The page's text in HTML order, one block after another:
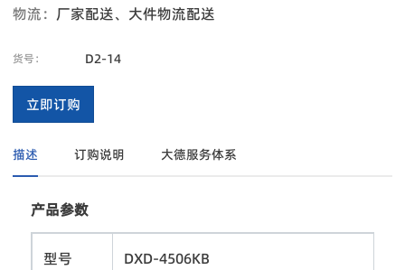
物流： 厂家配送、大件物流配送
货号： D2-14
立即订购
描述 订购说明 大德服务体系
产品参数
型号 DXD-4506KB